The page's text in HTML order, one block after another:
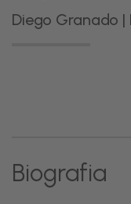
Diego Granado |
Biografia